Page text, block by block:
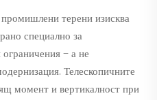
терени изисква
специално за
— а не
Телескопичните
момент и вертикалност при